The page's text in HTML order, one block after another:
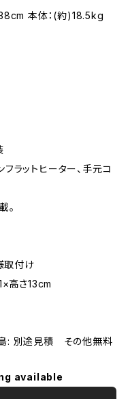
38cm 本体：(約)18.5kg
ラットヒーター、手元コ
。
取付け
高さ13cm
: 別途見積 その他無料
available